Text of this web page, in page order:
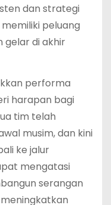
dan strategi
peluang
gelar di akhir
performa
harapan bagi
tim telah
musim, dan kini
ke jalur
mengatasi
serangan